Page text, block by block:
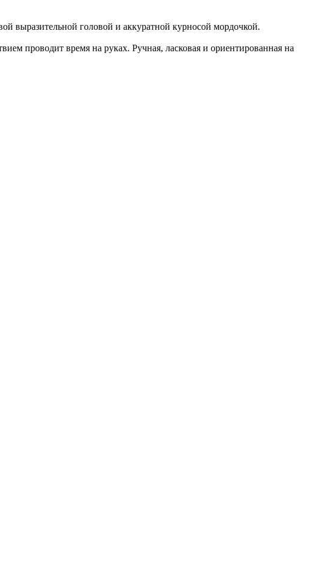
выразительной головой и аккуратной курносой мордочкой.
проводит время на руках. Ручная, ласковая и ориентированная на